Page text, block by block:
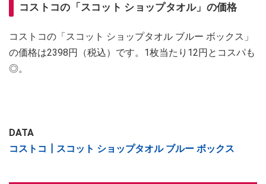
コストコの「スコット ショップタオル」の価格
コストコの「スコット ショップタオル ブルー ボックス」
の価格は2398円（税込）です。1枚当たり12円とコスパも
◎。
DATA
コストコ┃スコット ショップタオル ブルー ボックス